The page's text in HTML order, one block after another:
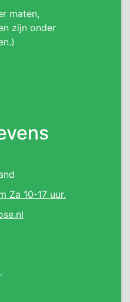
maten,
zijn onder
Za 10-17 uur.